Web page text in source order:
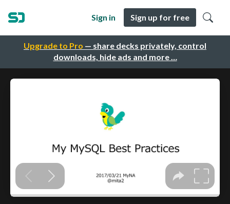
Upgrade to Pro — share decks privately, control
downloads, hide ads and more …
Sign in Sign up for free